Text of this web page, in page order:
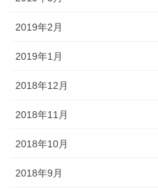
2019年2月
2019年1月
2018年12月
2018年11月
2018年10月
2018年9月